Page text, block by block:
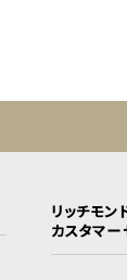
リッチモン
カスタマー